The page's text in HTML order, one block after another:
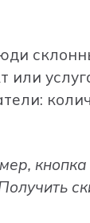
или
кнопка